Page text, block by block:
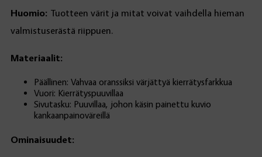
Huomio: Tuotteen värit ja mitat voivat vaihdella hieman
valmistuserästä riippuen.
Materiaalit:
Päällinen: Vahvaa oranssiksi värjättyä kierrätysfarkkua
Vuori: Kierrätyspuuvillaa
Sivutasku: Puuvillaa, johon käsin painettu kuvio
kankaanpainoväreillä
Ominaisuudet: